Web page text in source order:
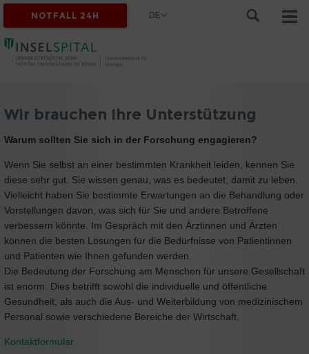
NOTFALL 24H DE
Wir brauchen Ihre Unterstützung
Warum sollten Sie sich in der Forschung engagieren?
Wenn Sie selbst an einer bestimmten Krankheit leiden, kennen Sie
diese sehr gut. Sie wissen genau, was es bedeutet, damit zu leben.
Vielleicht haben Sie bestimmte Erwartungen an die Behandlung oder
Vorstellungen davon, was sich für Sie und andere Betroffene
verbessern könnte. Im Gespräch mit den Ärztinnen und Ärzten
können die besten Lösungen für die Bedürfnisse von Patientinnen
und Patienten wie Ihnen gefunden werden.
Die Bedeutung der Forschung am Menschen für unsere Gesellschaft
ist enorm. Dies betrifft sowohl die individuelle und öffentliche
Gesundheit, als auch die Aus- und Weiterbildung von medizinischem
Personal sowie verschiedene Bereiche der Wirtschaft.
Kontaktformular